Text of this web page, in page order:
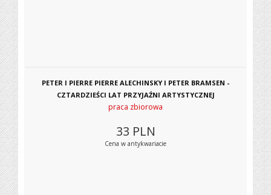
PETER I PIERRE PIERRE ALECHINSKY I PETER BRAMSEN -
CZTARDZIEŚCI LAT PRZYJAŹNI ARTYSTYCZNEJ
praca zbiorowa
33 PLN
Cena w antykwariacie